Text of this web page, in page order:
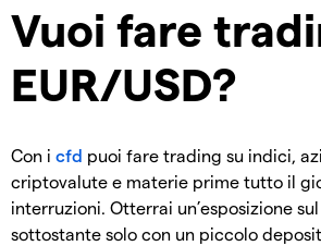
Vuoi fare
EUR/USD?
Con i cfd puoi fare trading su indici,
criptovalute e materie prime tutto il
interruzioni. Otterrai un’esposizione
sottostante solo con un piccolo